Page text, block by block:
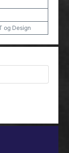
og Design